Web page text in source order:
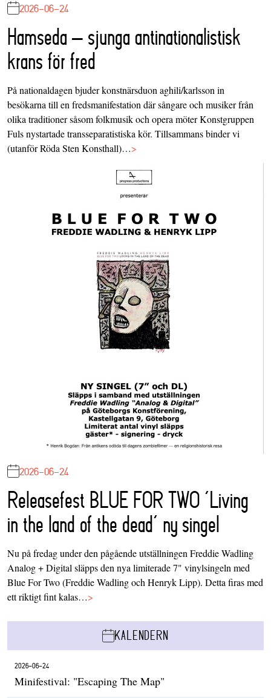
2026-06-24
Hamseda – sjunga antinationalistisk
krans för fred
På nationaldagen bjuder konstnärsduon aghili/karlsson in
besökarna till en fredsmanifestation där sångare och musiker från
olika traditioner såsom folkmusik och opera möter Konstgruppen
Fuls nystartade transseparatistiska kör. Tillsammans binder vi
(utanför Röda Sten Konsthall)…>
2026-06-24
Releasefest BLUE FOR TWO ‘Living
in the land of the dead’ ny singel
Nu på fredag under den pågående utställningen Freddie Wadling
Analog + Digital släpps den nya limiterade 7" vinylsingeln med
Blue For Two (Freddie Wadling och Henryk Lipp). Detta firas med
ett riktigt fint kalas…>
KALENDERN
2026-06-24
Minifestival: "Escaping The Map"